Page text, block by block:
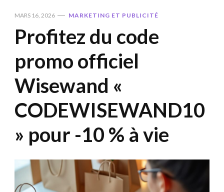
MARS 16, 2026 MARKETING ET PUBLICITÉ
Profitez du code
promo officiel
Wisewand «
CODEWISEWAND10
» pour -10 % à vie